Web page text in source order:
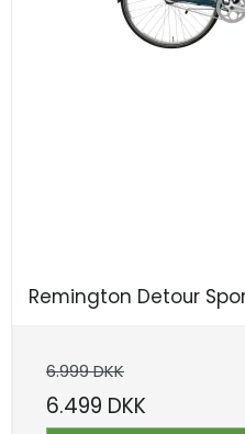
Remington Detour
6.999 DKK
6.499 DKK